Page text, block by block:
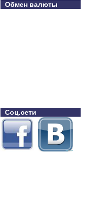
Обмен валюты
Соц.сети